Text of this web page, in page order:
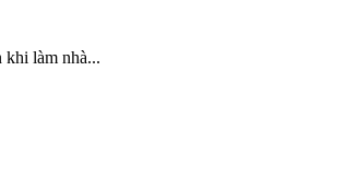
khi làm nhà...